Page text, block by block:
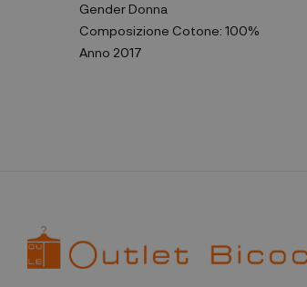
Gender Donna
Composizione Cotone: 100%
Anno 2017